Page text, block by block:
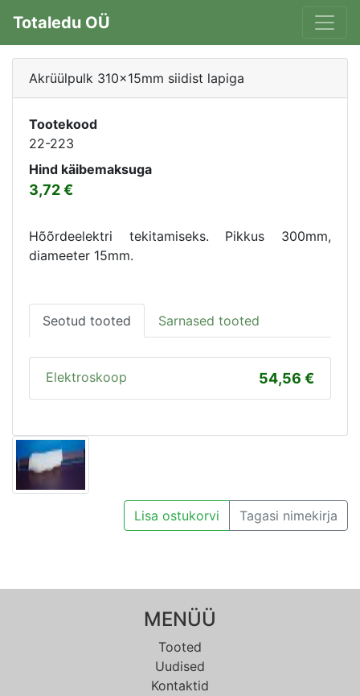
Totaledu OÜ
Akrüülpulk 310x15mm siidist lapiga
Tootekood
22-223
Hind käibemaksuga
3,72
Hõõrdeelektri tekitamiseks. Pikkus 300mm,
diameeter 15mm.
Seotud tooted Sarnased tooted
54,56
Elektroskoop
Lisa ostukorvi Tagasi nimekirja
MENÜÜ
Tooted
Uudised
Kontaktid